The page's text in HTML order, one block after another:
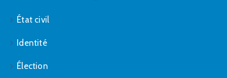
État civil
Identité
Élection